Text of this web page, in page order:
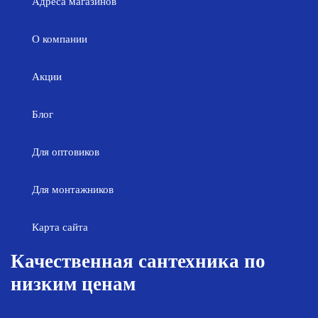
О компании
Акции
Блог
Для оптовиков
Для монтажников
Карта сайта
Качественная сантехника по
низким ценам